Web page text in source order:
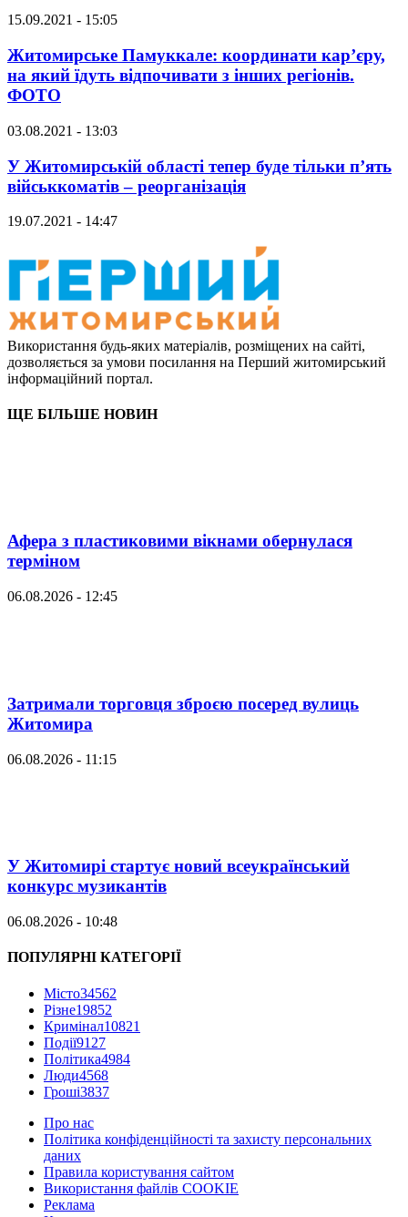
15.09.2021 - 15:05
Житомирське Памуккале: координати кар’єру,
на який їдуть відпочивати з інших регіонів.
ФОТО
03.08.2021 - 13:03
У Житомирській області тепер буде тільки п’ять
військкоматів – реорганізація
19.07.2021 - 14:47
Використання будь-яких матеріалів, розміщених на сайті,
дозволяється за умови посилання на Перший житомирський
інформаційний портал.
ЩЕ БІЛЬШЕ НОВИН
Афера з пластиковими вікнами обернулася
терміном
06.08.2026 - 12:45
Затримали торговця зброєю посеред вулиць
Житомира
06.08.2026 - 11:15
У Житомирі стартує новий всеукраїнський
конкурс музикантів
06.08.2026 - 10:48
ПОПУЛЯРНІ КАТЕГОРІЇ
Місто34562
Різне19852
Кримінал10821
Події9127
Політика4984
Люди4568
Гроші3837
Про нас
Політика конфіденційності та захисту персональних
даних
Правила користування сайтом
Використання файлів COOKIE
Реклама